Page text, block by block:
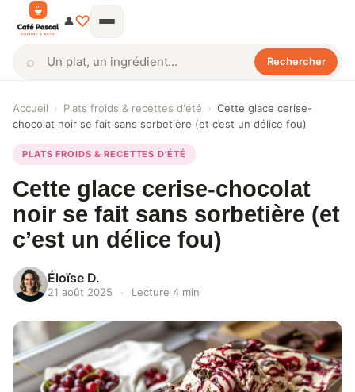
⌕
Rechercher
Rechercher
👤♡
Accueil › Plats froids & recettes d'été › Cette glace cerise-
chocolat noir se fait sans sorbetière (et c’est un délice fou)
PLATS FROIDS & RECETTES D'ÉTÉ
Cette glace cerise-chocolat
noir se fait sans sorbetière (et
c’est un délice fou)
Éloïse D.
21 août 2025 · Lecture 4 min